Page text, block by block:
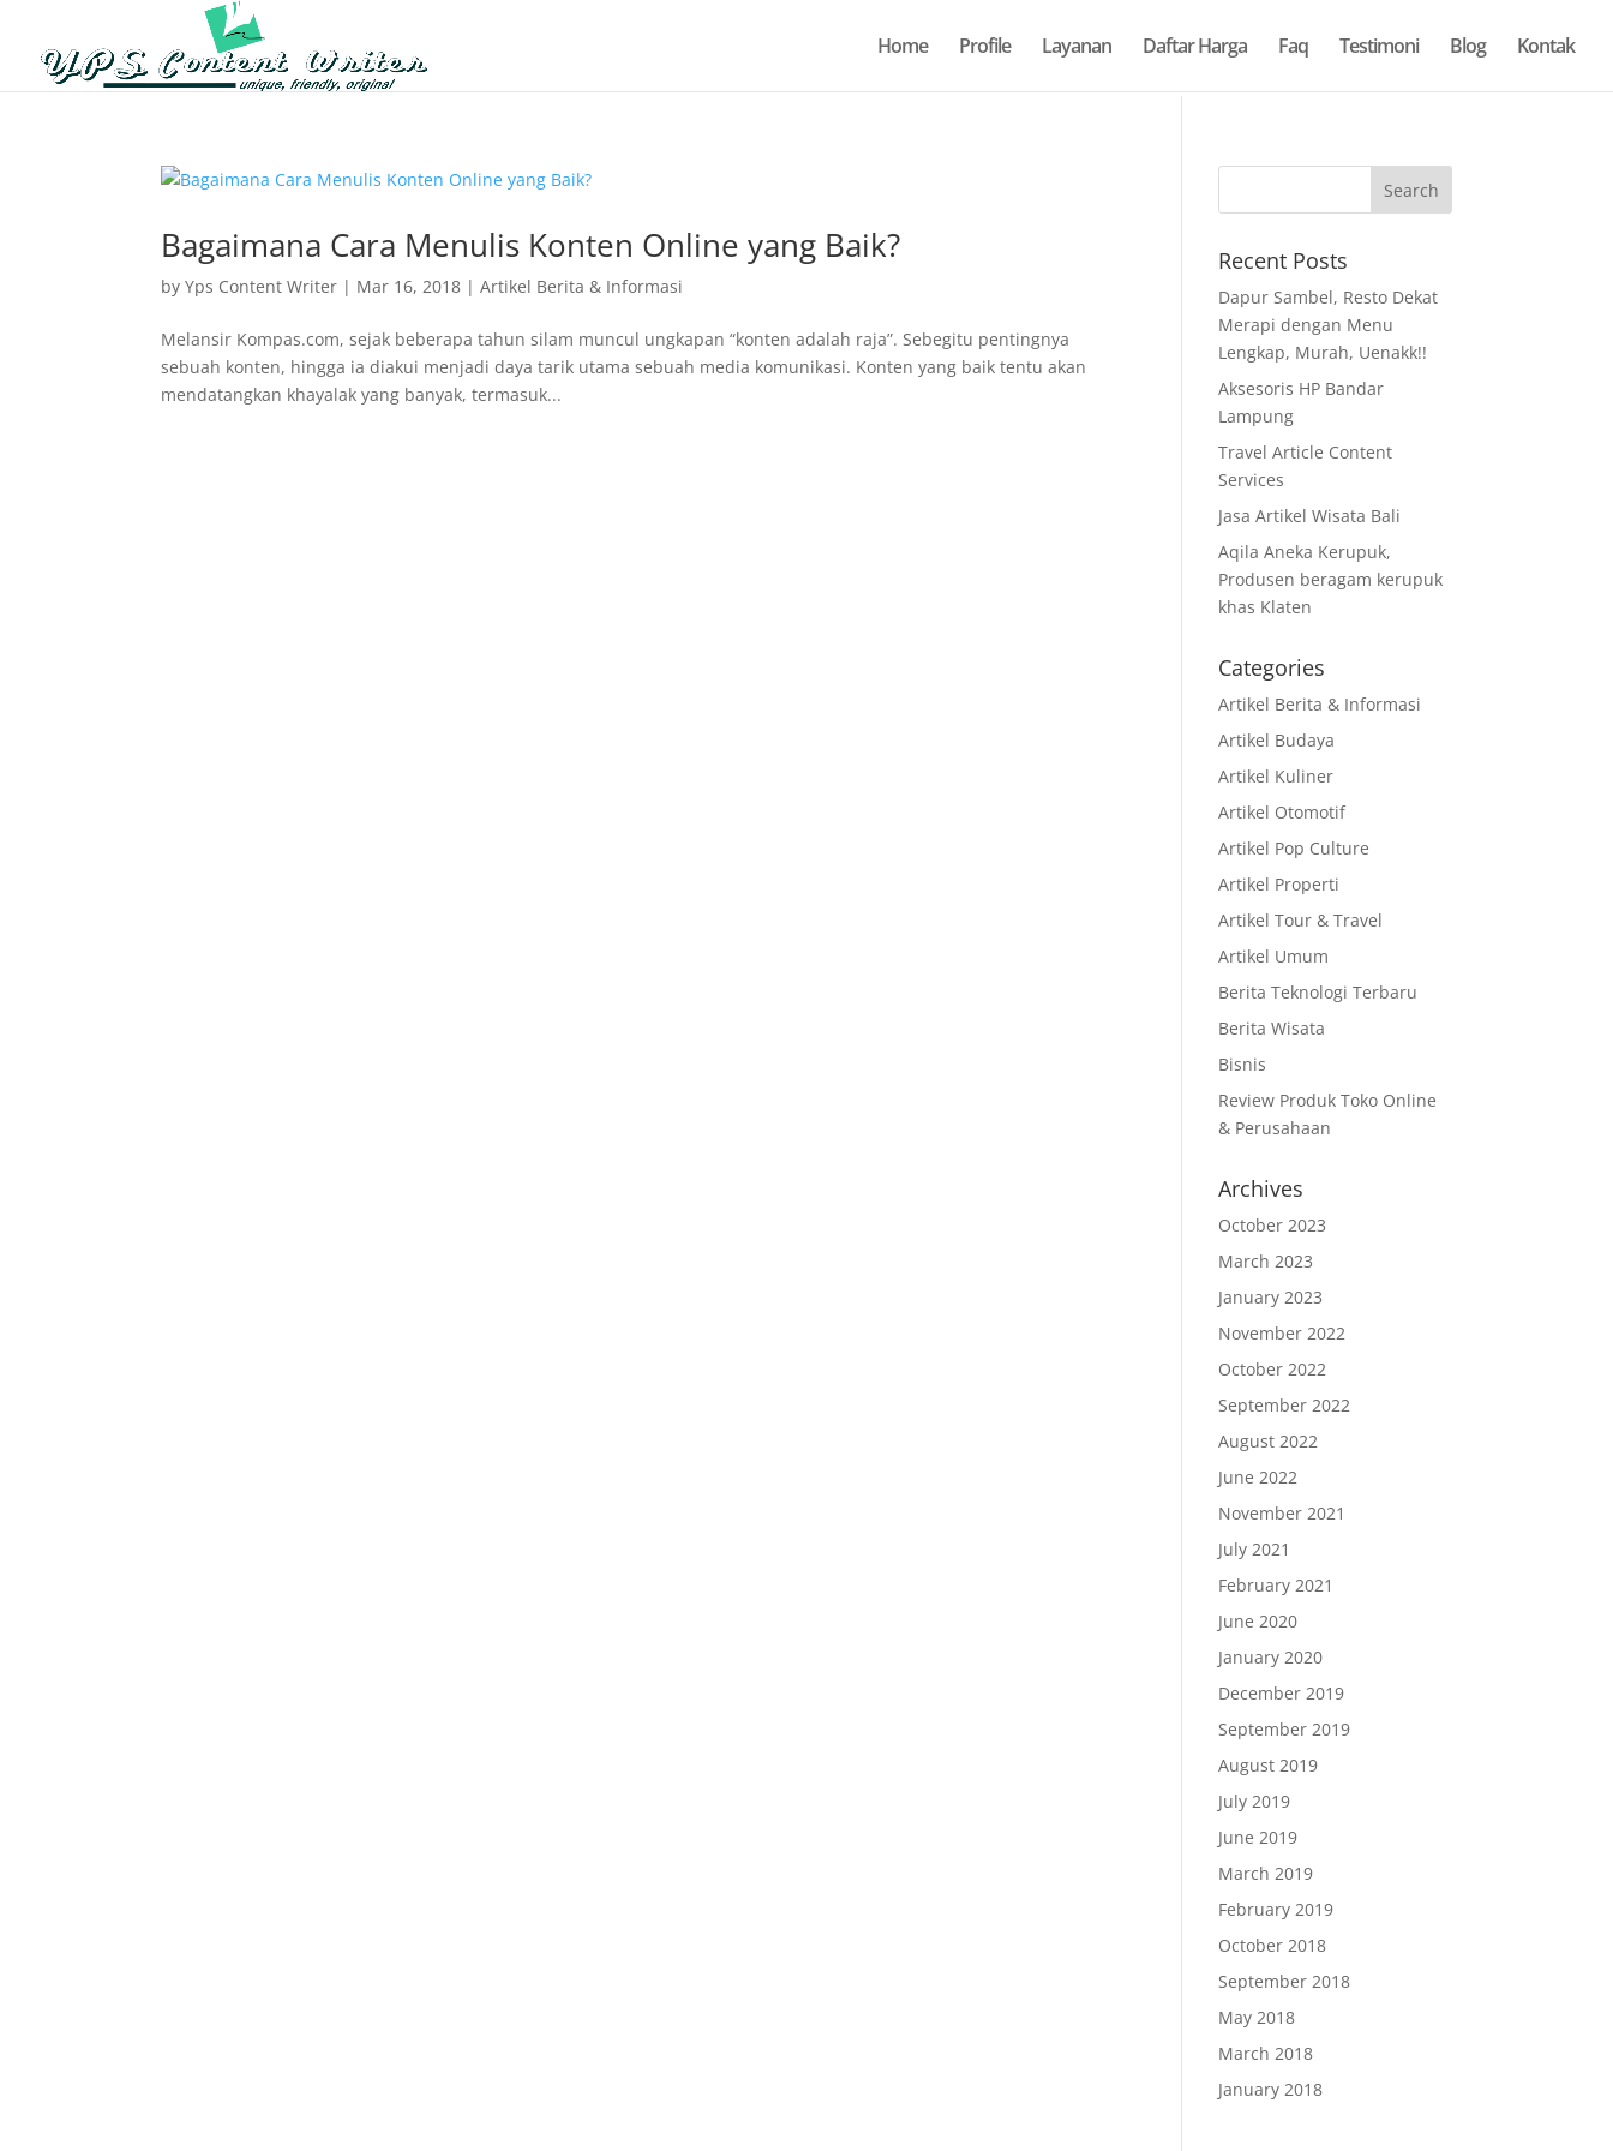
Home Profile Layanan Daftar Harga Faq Testimoni Blog Kontak
Bagaimana Cara Menulis Konten Online yang Baik?
byYps Content Writer | Mar 16, 2018 |Artikel Berita & Informasi
Melansir Kompas.com, sejak beberapa tahun silam muncul ungkapan “konten adalah raja”. Sebegitu pentingnya
sebuah konten, hingga ia diakui menjadi daya tarik utama sebuah media komunikasi. Konten yang baik tentu akan
mendatangkan khayalak yang banyak, termasuk...
Recent Posts
Dapur Sambel, Resto Dekat
Merapi dengan Menu
Lengkap, Murah, Uenakk!!
Aksesoris HP Bandar
Lampung
Travel Article Content
Services
Jasa Artikel Wisata Bali
Aqila Aneka Kerupuk,
Produsen beragam kerupuk
khas Klaten
Categories
Artikel Berita & Informasi
Artikel Budaya
Artikel Kuliner
Artikel Otomotif
Artikel Pop Culture
Artikel Properti
Artikel Tour & Travel
Artikel Umum
Berita Teknologi Terbaru
Berita Wisata
Bisnis
Review Produk Toko Online
& Perusahaan
Archives
October 2023
March 2023
January 2023
November 2022
October 2022
September 2022
August 2022
June 2022
November 2021
July 2021
February 2021
June 2020
January 2020
December 2019
September 2019
August 2019
July 2019
June 2019
March 2019
February 2019
October 2018
September 2018
May 2018
March 2018
January 2018